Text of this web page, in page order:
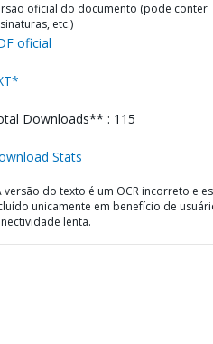
oficial do documento (pode conter
etc.)
oficial
Downloads** : 115
Stats
versão do texto é um OCR incorreto e
unicamente em benefício de
lenta.